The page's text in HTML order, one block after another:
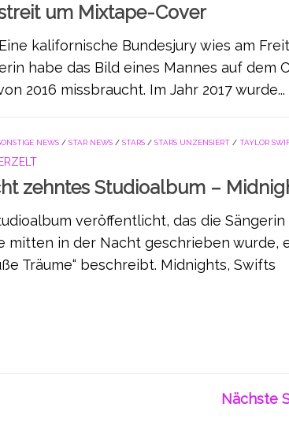
um Mixtape-Cover
kalifornische Bundesjury wies am
habe das Bild eines Mannes auf dem
2016 missbraucht. Im Jahr 2017 wurde...
NEWS / STAR NEWS / STARS / STARS UNZENSIERT / TAYLOR
zehntes Studioalbum –
veröffentlicht, das die Sängerin
mitten in der Nacht geschrieben wurde,
Träume“ beschreibt. Midnights, Swifts
Nächste